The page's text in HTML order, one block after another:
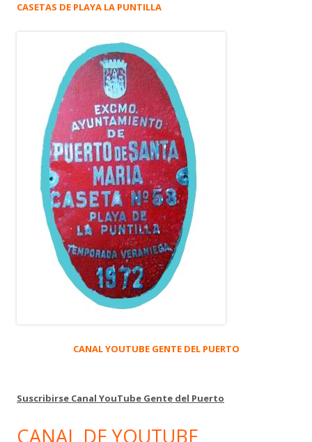
CASETAS DE PLAYA LA PUNTILLA
CANAL YOUTUBE GENTE DEL PUERTO
Suscribirse Canal YouTube Gente del Puerto
CANAL DE YOUTUBE